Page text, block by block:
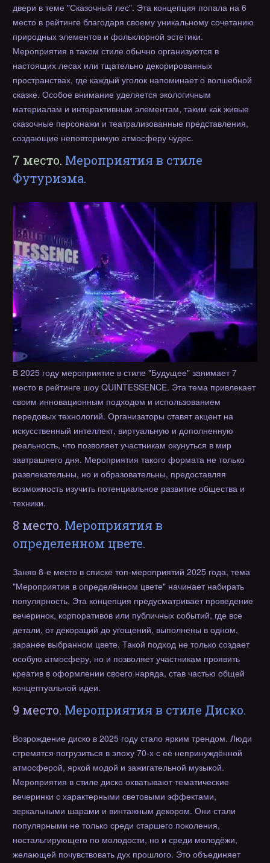
двери в теме "Сказочный лес". Эта концепция попала на 6
место в рейтинге благодаря своему уникальному сочетанию
природных элементов и фольклорной эстетики.
Мероприятия в таком стиле обычно организуются в
настоящих лесах или тщательно декорированных
пространствах, где каждый уголок напоминает о волшебной
сказке. Особое внимание уделяется экологичным
материалам и интерактивным элементам, таким как живые
сказочные персонажи и театрализованные представления,
создающие неповторимую атмосферу чудес.
7 место. Мероприятия в стиле
Футуризма.
В 2025 году мероприятие в стиле "Будущее" занимает 7
место в рейтинге шоу QUINTESSENCE. Эта тема привлекает
своим инновационным подходом и использованием
передовых технологий. Организаторы ставят акцент на
искусственный интеллект, виртуальную и дополненную
реальность, что позволяет участникам окунуться в мир
завтрашнего дня. Мероприятия такого формата не только
развлекательны, но и образовательны, предоставляя
возможность изучить потенциальное развитие общества и
техники.
8 место. Мероприятия в
определенном цвете.
Заняв 8-е место в списке топ-мероприятий 2025 года, тема
"Мероприятия в определённом цвете" начинает набирать
популярность. Эта концепция предусматривает проведение
вечеринок, корпоративов или публичных событий, где все
детали, от декораций до угощений, выполнены в одном,
заранее выбранном цвете. Такой подход не только создает
особую атмосферу, но и позволяет участникам проявить
креатив в оформлении своего наряда, став частью общей
концептуальной идеи.
9 место. Мероприятия в стиле Диско.
Возрождение диско в 2025 году стало ярким трендом. Люди
стремятся погрузиться в эпоху 70-х с её непринуждённой
атмосферой, яркой модой и зажигательной музыкой.
Мероприятия в стиле диско охватывают тематические
вечеринки с характерными световыми эффектами,
зеркальными шарами и винтажным декором. Они стали
популярными не только среди старшего поколения,
ностальгирующего по молодости, но и среди молодёжи,
желающей почувствовать дух прошлого. Это объединяет